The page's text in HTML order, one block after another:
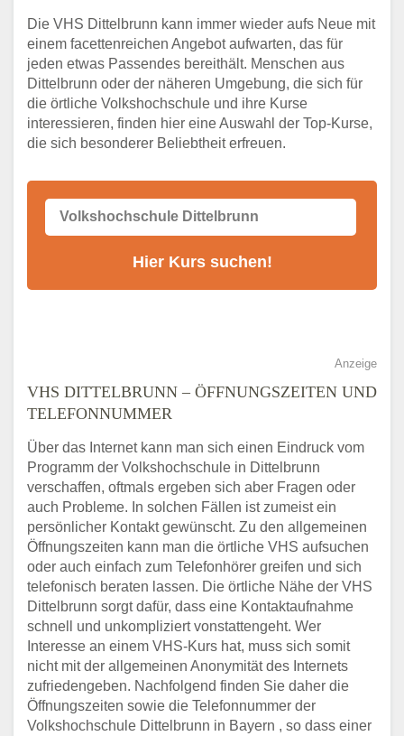
Abendschule Dittelbrunn Kurssuche
VHS Dittelbrunn Kurse
VHS Dittelbrunn – Öffnungszeiten und
Telefonnummer
Stellenangebote der Volkshochschule
Dittelbrunn
Alternativen zum VHS Programm 2026 in
Die VHS Dittelbrunn kann immer wieder aufs Neue mit
einem facettenreichen Angebot aufwarten, das für
jeden etwas Passendes bereithält. Menschen aus
Dittelbrunn oder der näheren Umgebung, die sich für
die örtliche Volkshochschule und ihre Kurse
interessieren, finden hier eine Auswahl der Top-Kurse,
die sich besonderer Beliebtheit erfreuen.
Anzeige
VHS DITTELBRUNN – ÖFFNUNGSZEITEN UND
TELEFONNUMMER
Über das Internet kann man sich einen Eindruck vom
Programm der Volkshochschule in Dittelbrunn
verschaffen, oftmals ergeben sich aber Fragen oder
auch Probleme. In solchen Fällen ist zumeist ein
persönlicher Kontakt gewünscht. Zu den allgemeinen
Öffnungszeiten kann man die örtliche VHS aufsuchen
oder auch einfach zum Telefonhörer greifen und sich
telefonisch beraten lassen. Die örtliche Nähe der VHS
Dittelbrunn sorgt dafür, dass eine Kontaktaufnahme
schnell und unkompliziert vonstattengeht. Wer
Interesse an einem VHS-Kurs hat, muss sich somit
nicht mit der allgemeinen Anonymität des Internets
zufriedengeben. Nachfolgend finden Sie daher die
Öffnungszeiten sowie die Telefonnummer der
Volkshochschule Dittelbrunn in Bayern , so dass einer